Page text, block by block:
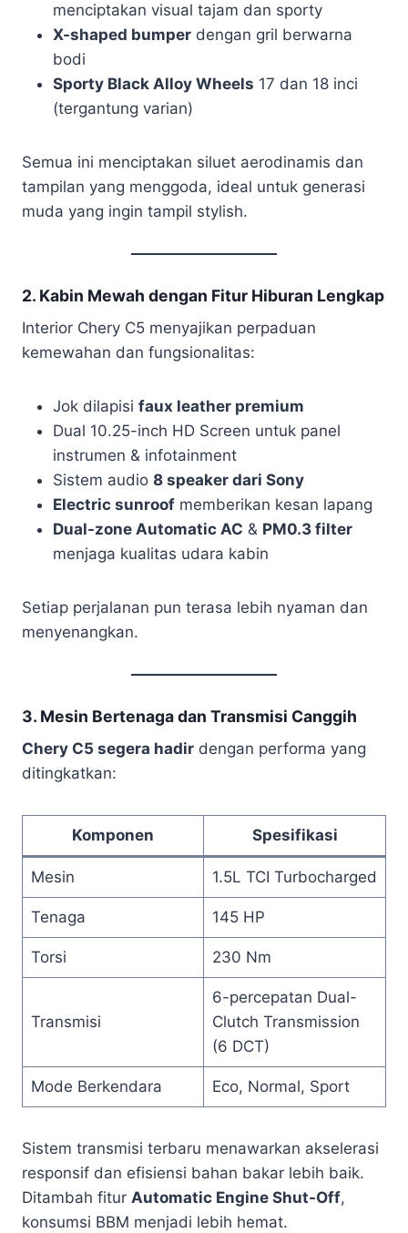
menciptakan visual tajam dan sporty
X-shaped bumper dengan gril berwarna
bodi
Sporty Black Alloy Wheels 17 dan 18 inci
(tergantung varian)
Semua ini menciptakan siluet aerodinamis dan
tampilan yang menggoda, ideal untuk generasi
muda yang ingin tampil stylish.
2. Kabin Mewah dengan Fitur Hiburan Lengkap
Interior Chery C5 menyajikan perpaduan
kemewahan dan fungsionalitas:
Jok dilapisi faux leather premium
Dual 10.25-inch HD Screen untuk panel
instrumen & infotainment
Sistem audio 8 speaker dari Sony
Electric sunroof memberikan kesan lapang
Dual-zone Automatic AC & PM0.3 filter
menjaga kualitas udara kabin
Setiap perjalanan pun terasa lebih nyaman dan
menyenangkan.
3. Mesin Bertenaga dan Transmisi Canggih
Chery C5 segera hadir dengan performa yang
ditingkatkan:
Komponen Spesifikasi
Mesin 1.5L TCI Turbocharged
Tenaga 145 HP
Torsi 230 Nm
Transmisi
6-percepatan Dual-
Clutch Transmission
(6 DCT)
Mode Berkendara Eco, Normal, Sport
Sistem transmisi terbaru menawarkan akselerasi
responsif dan efisiensi bahan bakar lebih baik.
Ditambah fitur Automatic Engine Shut-Off,
konsumsi BBM menjadi lebih hemat.